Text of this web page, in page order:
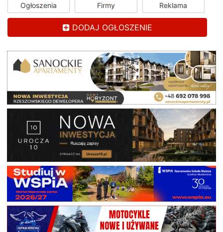
Ogłoszenia Firmy Reklama
DODAJ OGŁOSZENIE